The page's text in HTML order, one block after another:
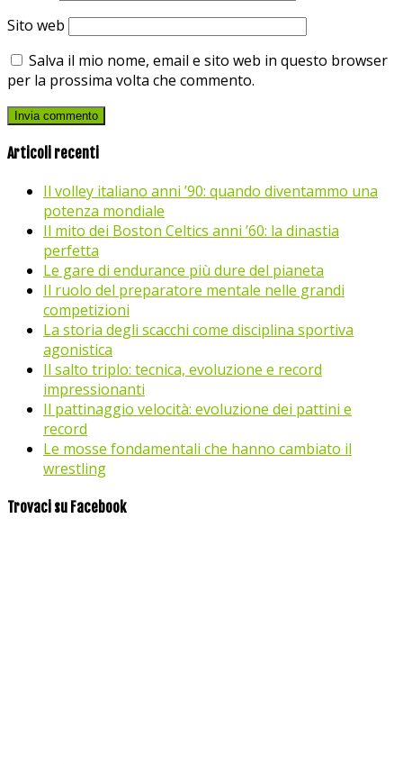
Sito web
Salva il mio nome, email e sito web in questo browser
per la prossima volta che commento.
Articoli recenti
Il volley italiano anni ’90: quando diventammo una
potenza mondiale
Il mito dei Boston Celtics anni ’60: la dinastia
perfetta
Le gare di endurance più dure del pianeta
Il ruolo del preparatore mentale nelle grandi
competizioni
La storia degli scacchi come disciplina sportiva
agonistica
Il salto triplo: tecnica, evoluzione e record
impressionanti
Il pattinaggio velocità: evoluzione dei pattini e
record
Le mosse fondamentali che hanno cambiato il
wrestling
Trovaci su Facebook